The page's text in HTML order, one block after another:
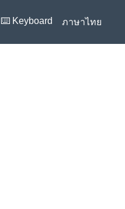
⌨️ Keyboard ภาษาไทย